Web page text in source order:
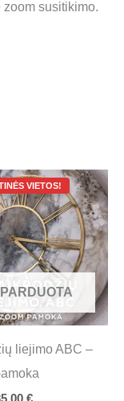
susitikimo.
liejimo ABC –
€.
€
Current
price
is:
35.00 €.